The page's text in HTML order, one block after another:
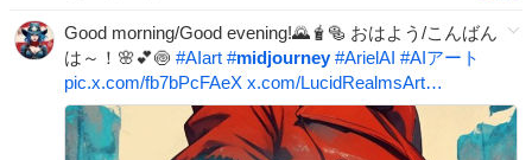
Good morning/Good evening!🌄🧋🥯 おはよう/こんばん
は～！🌸💕🍥 #AIart #midjourney #ArielAI #AIアート
pic.x.com/fb7bPcFAeX x.com/LucidRealmsArt…